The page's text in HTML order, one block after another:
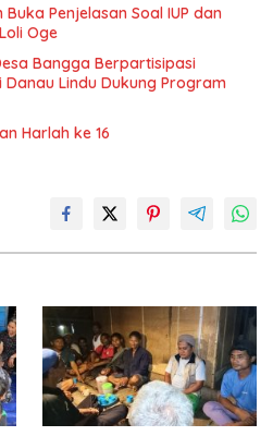
Penjelasan Soal IUP dan
Oge
Bangga Berpartisipasi
Danau Lindu Dukung Program
Harlah ke 16